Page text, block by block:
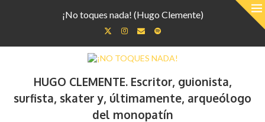
¡No toques nada! (Hugo Clemente)
HUGO CLEMENTE. Escritor, guionista,
surfista, skater y, últimamente, arqueólogo
del monopatín